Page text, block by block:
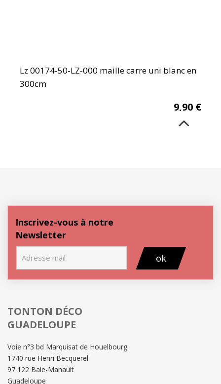
Lz 00174-50-LZ-000 maille carre uni blanc en
300cm
9,90 €
Inscrivez-vous à notre
Newsletter
ok
TONTON DÉCO
GUADELOUPE
Voie n°3 bd Marquisat de Houelbourg
1740 rue Henri Becquerel
97 122 Baie-Mahault
Guadeloupe